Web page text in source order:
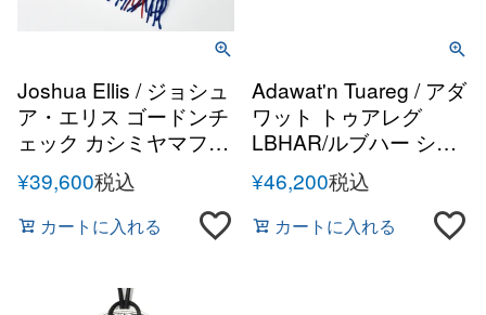
Joshua Ellis / ジョシュ
ア・エリス ゴードンチ
ェック カシミヤマフラ
¥39,600税込
カートに入れる
Adawat'n Tuareg / アダ
ワット トゥアレグ
LBHAR/ルブハー シル
バーハンドメイドバン
グル
¥46,200税込
カートに入れる